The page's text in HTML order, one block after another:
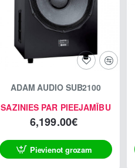
SAZINIES PAR PIEEJAMĪBU
ADAM AUDIO SUB2100
6,199.00€
Pievienot grozam